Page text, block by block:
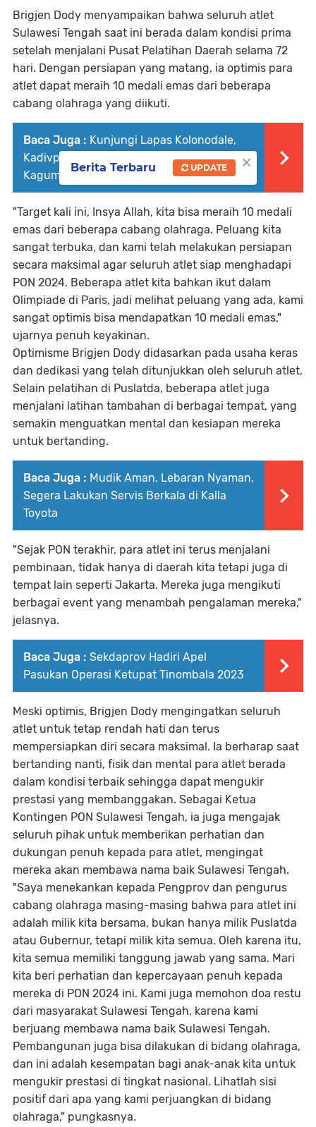
Brigjen Dody menyampaikan bahwa seluruh atlet
Sulawesi Tengah saat ini berada dalam kondisi prima
setelah menjalani Pusat Pelatihan Daerah selama 72
hari. Dengan persiapan yang matang, ia optimis para
atlet dapat meraih 10 medali emas dari beberapa
cabang olahraga yang diikuti.
Baca Juga : Kunjungi Lapas Kolonodale,
Kadivpas Kanwil Kemenkumham Sulteng
Kagum Dengan Kondisi Dalam Lapas
"Target kali ini, Insya Allah, kita bisa meraih 10 medali
emas dari beberapa cabang olahraga. Peluang kita
sangat terbuka, dan kami telah melakukan persiapan
secara maksimal agar seluruh atlet siap menghadapi
PON 2024. Beberapa atlet kita bahkan ikut dalam
Olimpiade di Paris, jadi melihat peluang yang ada, kami
sangat optimis bisa mendapatkan 10 medali emas,"
ujarnya penuh keyakinan.
Optimisme Brigjen Dody didasarkan pada usaha keras
dan dedikasi yang telah ditunjukkan oleh seluruh atlet.
Selain pelatihan di Puslatda, beberapa atlet juga
menjalani latihan tambahan di berbagai tempat, yang
semakin menguatkan mental dan kesiapan mereka
untuk bertanding.
Baca Juga : Mudik Aman, Lebaran Nyaman,
Segera Lakukan Servis Berkala di Kalla
Toyota
"Sejak PON terakhir, para atlet ini terus menjalani
pembinaan, tidak hanya di daerah kita tetapi juga di
tempat lain seperti Jakarta. Mereka juga mengikuti
berbagai event yang menambah pengalaman mereka,"
jelasnya.
Baca Juga : Sekdaprov Hadiri Apel
Pasukan Operasi Ketupat Tinombala 2023
Meski optimis, Brigjen Dody mengingatkan seluruh
atlet untuk tetap rendah hati dan terus
mempersiapkan diri secara maksimal. Ia berharap saat
bertanding nanti, fisik dan mental para atlet berada
dalam kondisi terbaik sehingga dapat mengukir
prestasi yang membanggakan. Sebagai Ketua
Kontingen PON Sulawesi Tengah, ia juga mengajak
seluruh pihak untuk memberikan perhatian dan
dukungan penuh kepada para atlet, mengingat
mereka akan membawa nama baik Sulawesi Tengah.
"Saya menekankan kepada Pengprov dan pengurus
cabang olahraga masing-masing bahwa para atlet ini
adalah milik kita bersama, bukan hanya milik Puslatda
atau Gubernur, tetapi milik kita semua. Oleh karena itu,
kita semua memiliki tanggung jawab yang sama. Mari
kita beri perhatian dan kepercayaan penuh kepada
mereka di PON 2024 ini. Kami juga memohon doa restu
dari masyarakat Sulawesi Tengah, karena kami
berjuang membawa nama baik Sulawesi Tengah.
Pembangunan juga bisa dilakukan di bidang olahraga,
dan ini adalah kesempatan bagi anak-anak kita untuk
mengukir prestasi di tingkat nasional. Lihatlah sisi
positif dari apa yang kami perjuangkan di bidang
olahraga," pungkasnya.
×
Berita Terbaru UPDATE